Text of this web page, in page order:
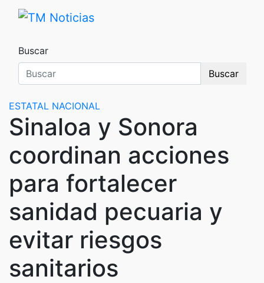
Saltar
Buscar
Buscar
ESTATAL NACIONAL
Sinaloa y Sonora
coordinan acciones
para fortalecer
sanidad pecuaria y
evitar riesgos
sanitarios